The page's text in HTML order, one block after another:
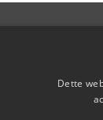
Dette